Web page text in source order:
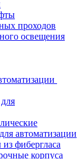
проходов
освещения
автоматизации
фибергласа
корпуса